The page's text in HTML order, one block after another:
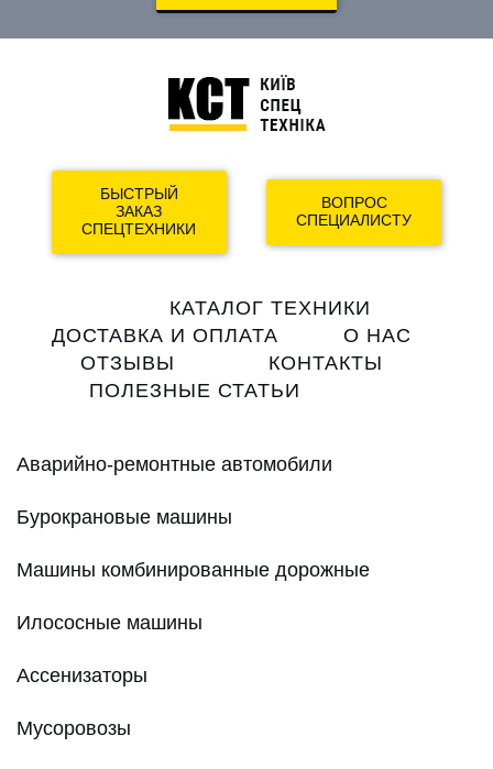
БЫСТРЫЙ
ЗАКАЗ
СПЕЦТЕХНИКИ
ВОПРОС
СПЕЦИАЛИСТУ
navigation
КАТАЛОГ ТЕХНИКИ
ДОСТАВКА И ОПЛАТА
О НАС
ОТЗЫВЫ
КОНТАКТЫ
ПОЛЕЗНЫЕ СТАТЬИ
Аварийно-ремонтные автомобили
Бурокрановые машины
Машины комбинированные дорожные
Илососные машины
Ассенизаторы
Мусоровозы